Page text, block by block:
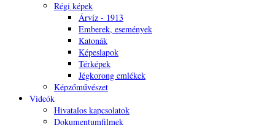
Régi képek
Árvíz - 1913
Emberek, események
Katonák
Képeslapok
Térképek
Jégkorong emlékek
Képzőművészet
Videók
Hivatalos kapcsolatok
Dokumentumfilmek